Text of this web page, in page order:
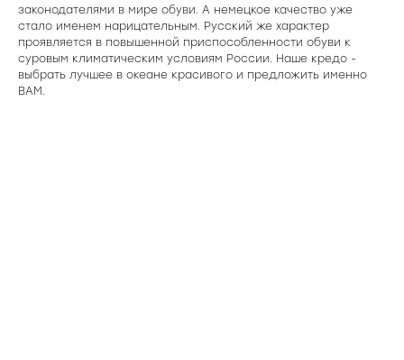
законодателями в мире обуви. А немецкое качество уже
стало именем нарицательным. Русский же характер
проявляется в повышенной приспособленности обуви к
суровым климатическим условиям России. Наше кредо -
выбрать лучшее в океане красивого и предложить именно
ВАМ.